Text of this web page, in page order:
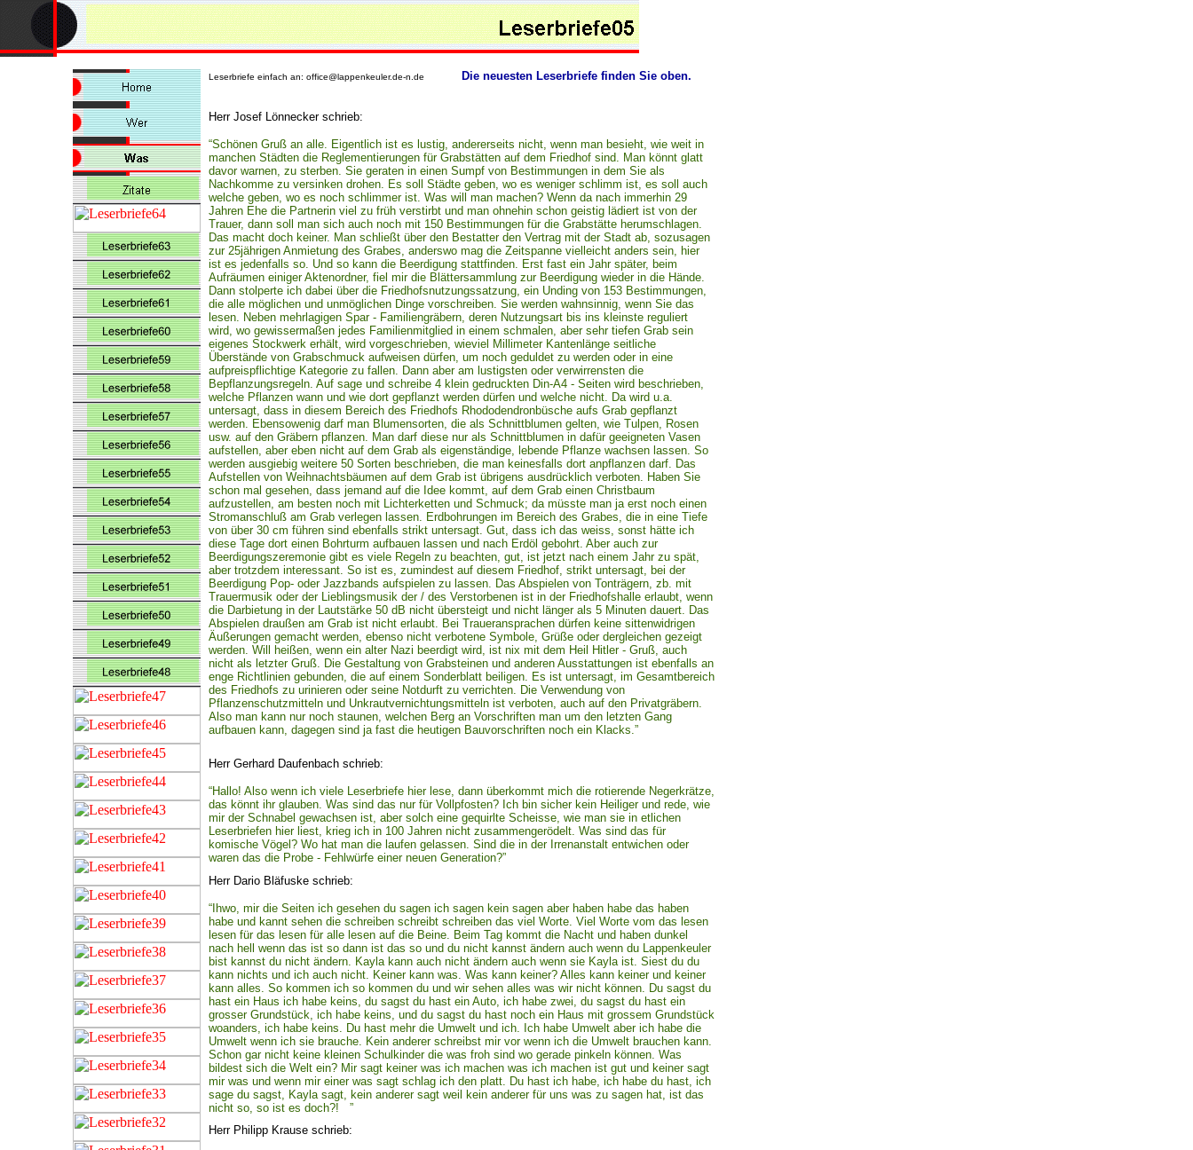
Leserbriefe einfach an: office@lappenkeuler.de-n.de Die neuesten Leserbriefe finden Sie oben.
Herr Josef Lönnecker schrieb:
“Schönen Gruß an alle. Eigentlich ist es lustig, andererseits nicht, wenn man besieht, wie weit in
manchen Städten die Reglementierungen für Grabstätten auf dem Friedhof sind. Man könnt glatt
davor warnen, zu sterben. Sie geraten in einen Sumpf von Bestimmungen in dem Sie als
Nachkomme zu versinken drohen. Es soll Städte geben, wo es weniger schlimm ist, es soll auch
welche geben, wo es noch schlimmer ist. Was will man machen? Wenn da nach immerhin 29
Jahren Ehe die Partnerin viel zu früh verstirbt und man ohnehin schon geistig lädiert ist von der
Trauer, dann soll man sich auch noch mit 150 Bestimmungen für die Grabstätte herumschlagen.
Das macht doch keiner. Man schließt über den Bestatter den Vertrag mit der Stadt ab, sozusagen
zur 25jährigen Anmietung des Grabes, anderswo mag die Zeitspanne vielleicht anders sein, hier
ist es jedenfalls so. Und so kann die Beerdigung stattfinden. Erst fast ein Jahr später, beim
Aufräumen einiger Aktenordner, fiel mir die Blättersammlung zur Beerdigung wieder in die Hände.
Dann stolperte ich dabei über die Friedhofsnutzungssatzung, ein Unding von 153 Bestimmungen,
die alle möglichen und unmöglichen Dinge vorschreiben. Sie werden wahnsinnig, wenn Sie das
lesen. Neben mehrlagigen Spar - Familiengräbern, deren Nutzungsart bis ins kleinste reguliert
wird, wo gewissermaßen jedes Familienmitglied in einem schmalen, aber sehr tiefen Grab sein
eigenes Stockwerk erhält, wird vorgeschrieben, wieviel Millimeter Kantenlänge seitliche
Überstände von Grabschmuck aufweisen dürfen, um noch geduldet zu werden oder in eine
aufpreispflichtige Kategorie zu fallen. Dann aber am lustigsten oder verwirrensten die
Bepflanzungsregeln. Auf sage und schreibe 4 klein gedruckten Din-A4 - Seiten wird beschrieben,
welche Pflanzen wann und wie dort gepflanzt werden dürfen und welche nicht. Da wird u.a.
untersagt, dass in diesem Bereich des Friedhofs Rhododendronbüsche aufs Grab gepflanzt
werden. Ebensowenig darf man Blumensorten, die als Schnittblumen gelten, wie Tulpen, Rosen
usw. auf den Gräbern pflanzen. Man darf diese nur als Schnittblumen in dafür geeigneten Vasen
aufstellen, aber eben nicht auf dem Grab als eigenständige, lebende Pflanze wachsen lassen. So
werden ausgiebig weitere 50 Sorten beschrieben, die man keinesfalls dort anpflanzen darf. Das
Aufstellen von Weihnachtsbäumen auf dem Grab ist übrigens ausdrücklich verboten. Haben Sie
schon mal gesehen, dass jemand auf die Idee kommt, auf dem Grab einen Christbaum
aufzustellen, am besten noch mit Lichterketten und Schmuck; da müsste man ja erst noch einen
Stromanschluß am Grab verlegen lassen. Erdbohrungen im Bereich des Grabes, die in eine Tiefe
von über 30 cm führen sind ebenfalls strikt untersagt. Gut, dass ich das weiss, sonst hätte ich
diese Tage dort einen Bohrturm aufbauen lassen und nach Erdöl gebohrt. Aber auch zur
Beerdigungszeremonie gibt es viele Regeln zu beachten, gut, ist jetzt nach einem Jahr zu spät,
aber trotzdem interessant. So ist es, zumindest auf diesem Friedhof, strikt untersagt, bei der
Beerdigung Pop- oder Jazzbands aufspielen zu lassen. Das Abspielen von Tonträgern, zb. mit
Trauermusik oder der Lieblingsmusik der / des Verstorbenen ist in der Friedhofshalle erlaubt, wenn
die Darbietung in der Lautstärke 50 dB nicht übersteigt und nicht länger als 5 Minuten dauert. Das
Abspielen draußen am Grab ist nicht erlaubt. Bei Traueransprachen dürfen keine sittenwidrigen
Äußerungen gemacht werden, ebenso nicht verbotene Symbole, Grüße oder dergleichen gezeigt
werden. Will heißen, wenn ein alter Nazi beerdigt wird, ist nix mit dem Heil Hitler - Gruß, auch
nicht als letzter Gruß. Die Gestaltung von Grabsteinen und anderen Ausstattungen ist ebenfalls an
enge Richtlinien gebunden, die auf einem Sonderblatt beiligen. Es ist untersagt, im Gesamtbereich
des Friedhofs zu urinieren oder seine Notdurft zu verrichten. Die Verwendung von
Pflanzenschutzmitteln und Unkrautvernichtungsmitteln ist verboten, auch auf den Privatgräbern.
Also man kann nur noch staunen, welchen Berg an Vorschriften man um den letzten Gang
aufbauen kann, dagegen sind ja fast die heutigen Bauvorschriften noch ein Klacks.”
Herr Gerhard Daufenbach schrieb:
“Hallo! Also wenn ich viele Leserbriefe hier lese, dann überkommt mich die rotierende Negerkrätze,
das könnt ihr glauben. Was sind das nur für Vollpfosten? Ich bin sicher kein Heiliger und rede, wie
mir der Schnabel gewachsen ist, aber solch eine gequirlte Scheisse, wie man sie in etlichen
Leserbriefen hier liest, krieg ich in 100 Jahren nicht zusammengerödelt. Was sind das für
komische Vögel? Wo hat man die laufen gelassen. Sind die in der Irrenanstalt entwichen oder
waren das die Probe - Fehlwürfe einer neuen Generation?”
Herr Dario Bläfuske schrieb:
“Ihwo, mir die Seiten ich gesehen du sagen ich sagen kein sagen aber haben habe das haben
habe und kannt sehen die schreiben schreibt schreiben das viel Worte. Viel Worte vom das lesen
lesen für das lesen für alle lesen auf die Beine. Beim Tag kommt die Nacht und haben dunkel
nach hell wenn das ist so dann ist das so und du nicht kannst ändern auch wenn du Lappenkeuler
bist kannst du nicht ändern. Kayla kann auch nicht ändern auch wenn sie Kayla ist. Siest du du
kann nichts und ich auch nicht. Keiner kann was. Was kann keiner? Alles kann keiner und keiner
kann alles. So kommen ich so kommen du und wir sehen alles was wir nicht können. Du sagst du
hast ein Haus ich habe keins, du sagst du hast ein Auto, ich habe zwei, du sagst du hast ein
grosser Grundstück, ich habe keins, und du sagst du hast noch ein Haus mit grossem Grundstück
woanders, ich habe keins. Du hast mehr die Umwelt und ich. Ich habe Umwelt aber ich habe die
Umwelt wenn ich sie brauche. Kein anderer schreibst mir vor wenn ich die Umwelt brauchen kann.
Schon gar nicht keine kleinen Schulkinder die was froh sind wo gerade pinkeln können. Was
bildest sich die Welt ein? Mir sagt keiner was ich machen was ich machen ist gut und keiner sagt
mir was und wenn mir einer was sagt schlag ich den platt. Du hast ich habe, ich habe du hast, ich
sage du sagst, Kayla sagt, kein anderer sagt weil kein anderer für uns was zu sagen hat, ist das
nicht so, so ist es doch?! ”
Herr Philipp Krause schrieb: